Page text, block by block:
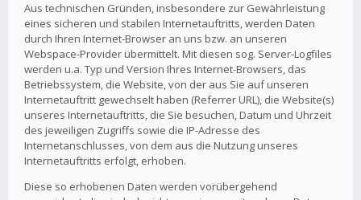
Aus technischen Gründen, insbesondere zur Gewährleistung
eines sicheren und stabilen Internetauftritts, werden Daten
durch Ihren Internet-Browser an uns bzw. an unseren
Webspace-Provider übermittelt. Mit diesen sog. Server-Logfiles
werden u.a. Typ und Version Ihres Internet-Browsers, das
Betriebssystem, die Website, von der aus Sie auf unseren
Internetauftritt gewechselt haben (Referrer URL), die Website(s)
unseres Internetauftritts, die Sie besuchen, Datum und Uhrzeit
des jeweiligen Zugriffs sowie die IP-Adresse des
Internetanschlusses, von dem aus die Nutzung unseres
Internetauftritts erfolgt, erhoben.
Diese so erhobenen Daten werden vorübergehend